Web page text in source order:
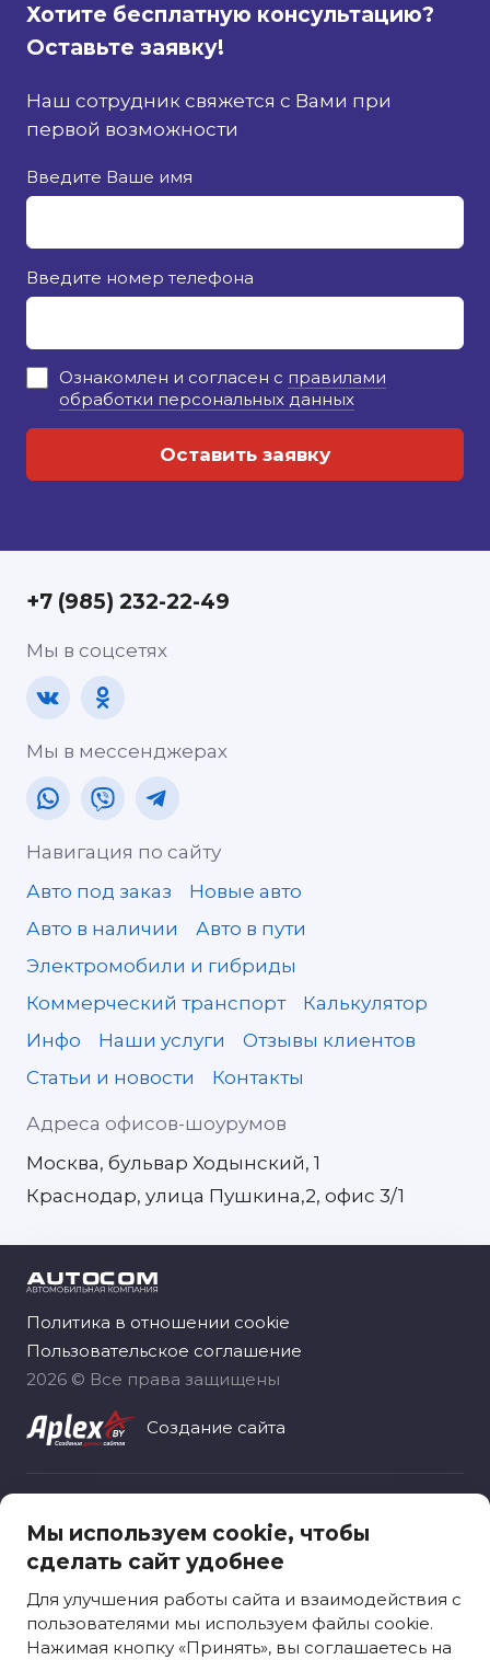
Хотите бесплатную консультацию?
Оставьте заявку!
Наш сотрудник свяжется с Вами при
первой возможности
Введите Ваше имя
Введите номер телефона
Ознакомлен и согласен с правилами
обработки персональных данных
Адреса офисов-шоурумов
Москва, бульвар Ходынский, 1
Краснодар, улица Пушкина,2, офис 3/1
+7 (985) 232-22-49
Мы в соцсетях
Мы в мессенджерах
Навигация по сайту
Авто под заказ
Новые авто
Авто в наличии
Авто в пути
Электромобили и гибриды
Коммерческий транспорт
Калькулятор
Инфо
Наши услуги
Отзывы клиентов
Статьи и новости
Контакты
Политика в отношении cookie
Пользовательское соглашение
2026 © Все права защищены
Создание сайта
«Автоком рус», зарегистрировано 06.11.2020
Москва, вн.тер.г. муниципальный округ
Ярославский, ул. Лосевская, д. 18
Мы используем cookie, чтобы
сделать сайт удобнее
Для улучшения работы сайта и взаимодействия с
пользователями мы используем файлы cookie.
Нажимая кнопку «Принять», вы соглашаетесь на